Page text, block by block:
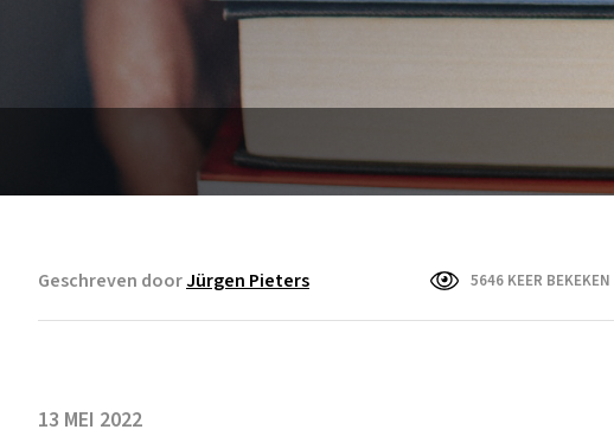
Geschreven doorJürgen Pieters 5646 KEER BEKEKEN
13 MEI 2022